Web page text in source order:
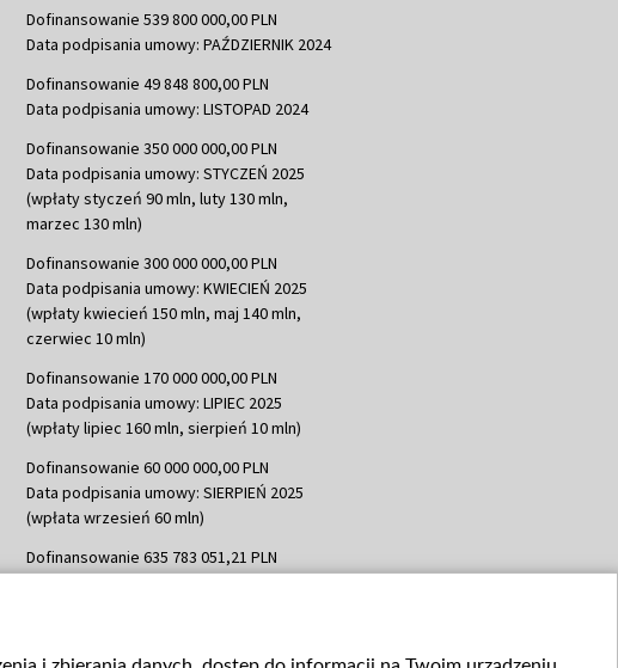
Dofinansowanie 539 800 000,00 PLN
Data podpisania umowy: PAŹDZIERNIK 2024
Dofinansowanie 49 848 800,00 PLN
Data podpisania umowy: LISTOPAD 2024
Dofinansowanie 350 000 000,00 PLN
Data podpisania umowy: STYCZEŃ 2025
(wpłaty styczeń 90 mln, luty 130 mln,
marzec 130 mln)
Dofinansowanie 300 000 000,00 PLN
Data podpisania umowy: KWIECIEŃ 2025
(wpłaty kwiecień 150 mln, maj 140 mln,
czerwiec 10 mln)
Dofinansowanie 170 000 000,00 PLN
Data podpisania umowy: LIPIEC 2025
(wpłaty lipiec 160 mln, sierpień 10 mln)
Dofinansowanie 60 000 000,00 PLN
Data podpisania umowy: SIERPIEŃ 2025
(wpłata wrzesień 60 mln)
Dofinansowanie 635 783 051,21 PLN